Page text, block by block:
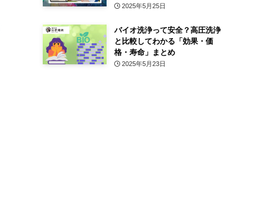
2025年5月25日
バイオ洗浄って安全？高圧洗浄
と比較してわかる「効果・価
格・寿命」まとめ
2025年5月23日